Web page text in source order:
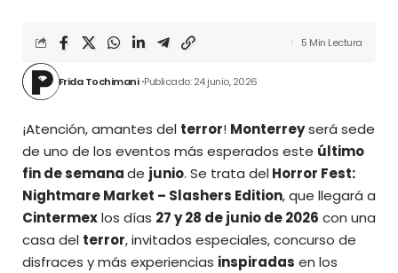
Frida Tochimani Publicado: 24 junio, 2026
5 Min Lectura
¡Atención, amantes del terror! Monterreyserá sede
de uno de los eventos más esperados este último
fin de semanade junio. Se trata delHorror Fest:
Nightmare Market – Slashers Edition, que llegará a
Cintermexlos días 27 y 28 de junio de 2026 con una
casa del terror, invitados especiales, concurso de
disfraces y más experiencias inspiradas en los